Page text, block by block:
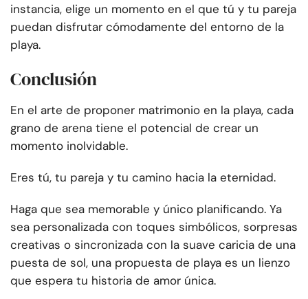
instancia, elige un momento en el que tú y tu pareja
puedan disfrutar cómodamente del entorno de la
playa.
Conclusión
En el arte de proponer matrimonio en la playa, cada
grano de arena tiene el potencial de crear un
momento inolvidable.
Eres tú, tu pareja y tu camino hacia la eternidad.
Haga que sea memorable y único planificando. Ya
sea personalizada con toques simbólicos, sorpresas
creativas o sincronizada con la suave caricia de una
puesta de sol, una propuesta de playa es un lienzo
que espera tu historia de amor única.